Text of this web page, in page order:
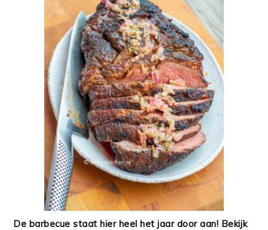
De barbecue staat hier heel het jaar door aan! Bekijk